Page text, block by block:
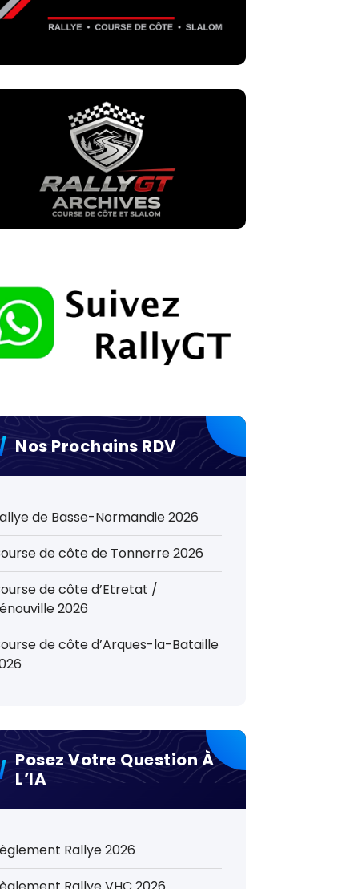
Nos Prochains RDV
de Basse-Normandie 2026
de côte de Tonnerre 2026
de côte d’Etretat /
2026
de côte d’Arques-la-Bataille
Posez Votre Question À
L’IA
Rallye 2026